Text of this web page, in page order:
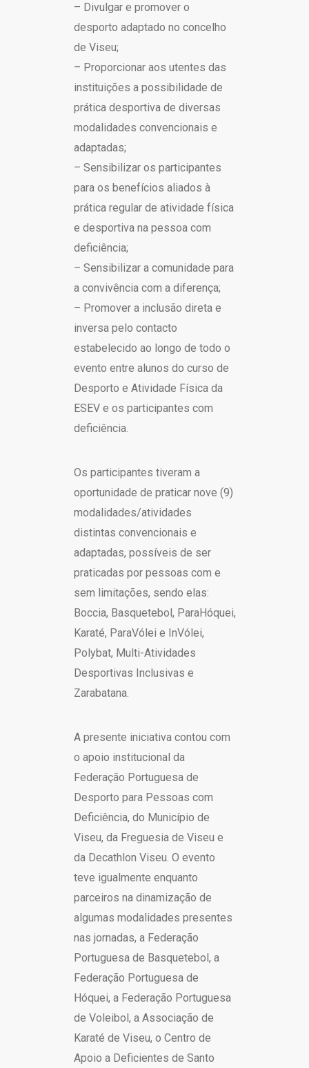
– Divulgar e promover o
desporto adaptado no concelho
de Viseu;
– Proporcionar aos utentes das
instituições a possibilidade de
prática desportiva de diversas
modalidades convencionais e
adaptadas;
– Sensibilizar os participantes
para os benefícios aliados à
prática regular de atividade física
e desportiva na pessoa com
deficiência;
– Sensibilizar a comunidade para
a convivência com a diferença;
– Promover a inclusão direta e
inversa pelo contacto
estabelecido ao longo de todo o
evento entre alunos do curso de
Desporto e Atividade Física da
ESEV e os participantes com
deficiência.
Os participantes tiveram a
oportunidade de praticar nove (9)
modalidades/atividades
distintas convencionais e
adaptadas, possíveis de ser
praticadas por pessoas com e
sem limitações, sendo elas:
Boccia, Basquetebol, ParaHóquei,
Karaté, ParaVólei e InVólei,
Polybat, Multi-Atividades
Desportivas Inclusivas e
Zarabatana.
A presente iniciativa contou com
o apoio institucional da
Federação Portuguesa de
Desporto para Pessoas com
Deficiência, do Município de
Viseu, da Freguesia de Viseu e
da Decathlon Viseu. O evento
teve igualmente enquanto
parceiros na dinamização de
algumas modalidades presentes
nas jornadas, a Federação
Portuguesa de Basquetebol, a
Federação Portuguesa de
Hóquei, a Federação Portuguesa
de Voleibol, a Associação de
Karaté de Viseu, o Centro de
Apoio a Deficientes de Santo